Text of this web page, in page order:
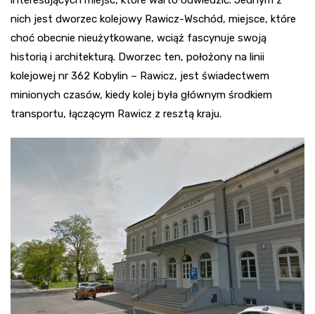
nich jest dworzec kolejowy Rawicz-Wschód, miejsce, które
choć obecnie nieużytkowane, wciąż fascynuje swoją
historią i architekturą. Dworzec ten, położony na linii
kolejowej nr 362 Kobylin – Rawicz, jest świadectwem
minionych czasów, kiedy kolej była głównym środkiem
transportu, łączącym Rawicz z resztą kraju.